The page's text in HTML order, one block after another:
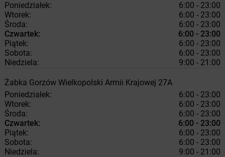
Poniedziałek:
6:00 - 23:00
Wtorek:
6:00 - 23:00
Środa:
6:00 - 23:00
Czwartek:
6:00 - 23:00
Piątek:
6:00 - 23:00
Sobota:
6:00 - 23:00
Niedziela:
9:00 - 21:00
Żabka Gorzów Wielkopolski Armii Krajowej 27A
Poniedziałek:
6:00 - 23:00
Wtorek:
6:00 - 23:00
Środa:
6:00 - 23:00
Czwartek:
6:00 - 23:00
Piątek:
6:00 - 23:00
Sobota:
6:00 - 23:00
Niedziela:
9:00 - 21:00